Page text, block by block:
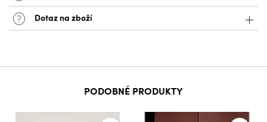
Dotaz na zboží
PODOBNÉ PRODUKTY